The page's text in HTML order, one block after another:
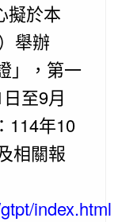
擬於本
舉辦
」，第一
至9月
114年10
相關報
index.html